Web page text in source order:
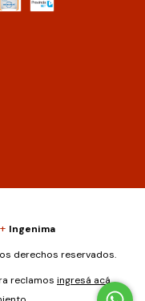
+ Ingenima
derechos reservados.
reclamos ingresá acá.